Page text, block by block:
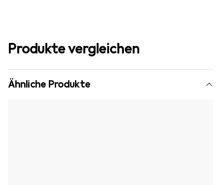
Produkte vergleichen
Ähnliche Produkte